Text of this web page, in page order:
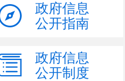
政府信息
公开指南
政府信息
公开制度